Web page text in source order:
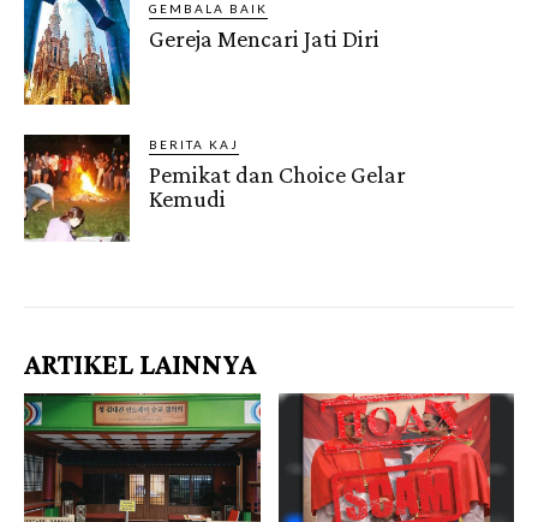
GEMBALA BAIK
Gereja Mencari Jati Diri
BERITA KAJ
Pemikat dan Choice Gelar
Kemudi
Gendis.ID
ARTIKEL LAINNYA